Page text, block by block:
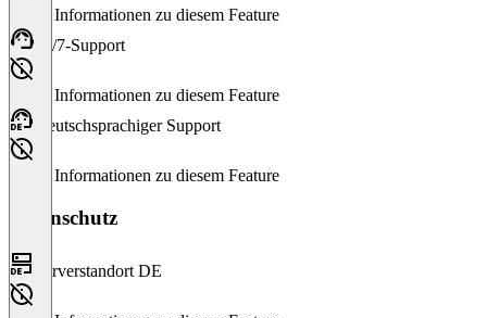
Keine Informationen zu diesem Feature
24/7-Support
Keine Informationen zu diesem Feature
Deutschsprachiger Support
Keine Informationen zu diesem Feature
Datenschutz
Serverstandort DE